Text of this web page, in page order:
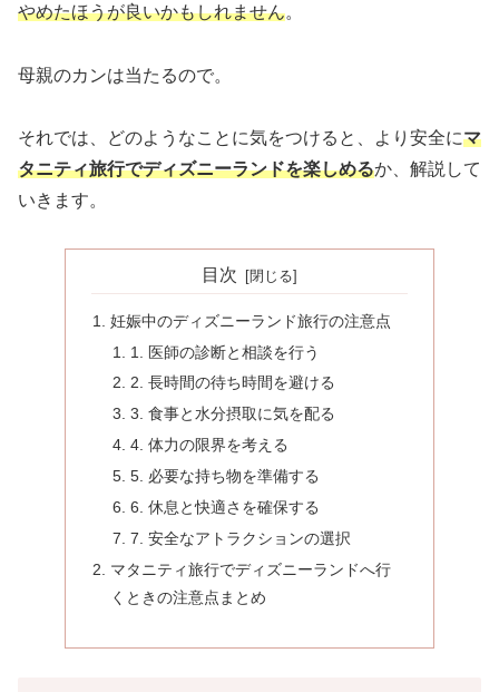
やめたほうが良いかもしれません。
母親のカンは当たるので。
それでは、どのようなことに気をつけると、より安全にマ
タニティ旅行でディズニーランドを楽しめるか、解説して
いきます。
目次
妊娠中のディズニーランド旅行の注意点
1. 医師の診断と相談を行う
2. 長時間の待ち時間を避ける
3. 食事と水分摂取に気を配る
4. 体力の限界を考える
5. 必要な持ち物を準備する
6. 休息と快適さを確保する
7. 安全なアトラクションの選択
マタニティ旅行でディズニーランドへ行
くときの注意点まとめ